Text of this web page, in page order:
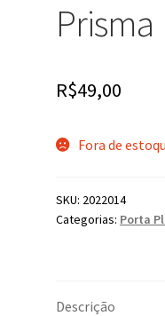
Prisma
R$49,00
Fora de
SKU: 2022014
Categorias: Porta
Descrição